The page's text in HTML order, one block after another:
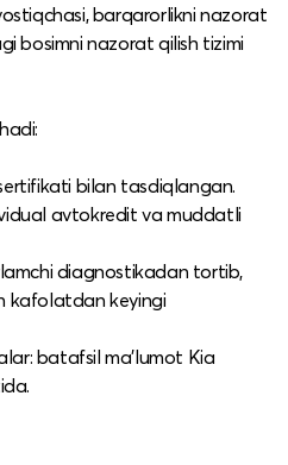
barqarorlikni nazorat
bosimni nazorat qilish tizimi
bilan tasdiqlangan.
avtokredit va muddatli
diagnostikadan tortib,
kafolatdan keyingi
batafsil ma’lumot Kia